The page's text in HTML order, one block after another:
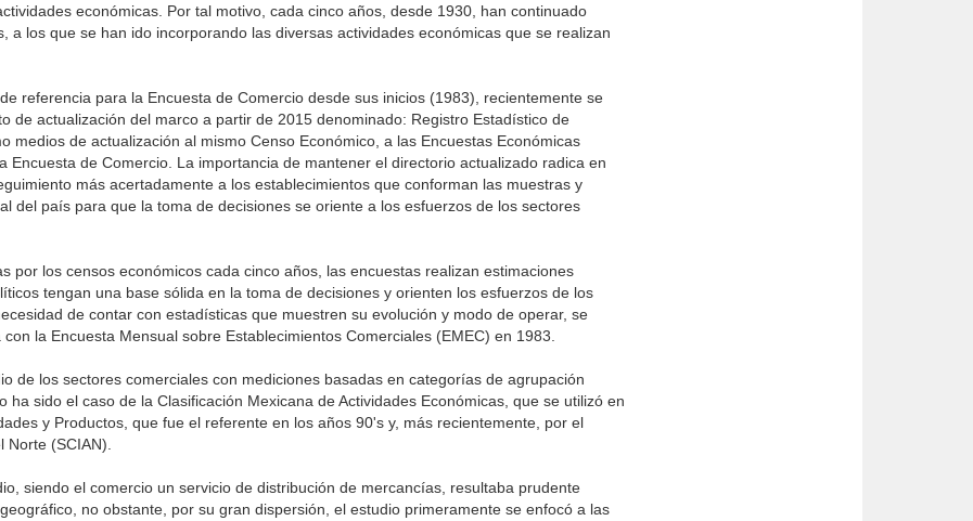
económicas. Por tal motivo, cada cinco años, desde 1930, han continuado
a los que se han ido incor­porando las diversas actividades económicas que se realizan
referencia para la Encuesta de Comercio desde sus inicios (1983), recientemente se
de actualización del marco a partir de 2015 denominado: Registro Estadístico de
medios de actualización al mismo Censo Económico, a las Encuestas Económicas
Encuesta de Comercio. La importancia de mantener el directorio actualizado radica en
más acertadamente a los establecimientos que conforman las muestras y
del país para que la toma de decisiones se oriente a los esfuerzos de los sectores
por los censos económicos cada cinco años, las encuestas realizan estimaciones
tengan una base sólida en la toma de decisiones y orienten los esfuerzos de los
de contar con estadísticas que muestren su evolución y modo de operar, se
la Encuesta Mensual sobre Establecimientos Comerciales (EMEC) en 1983.
de los sectores comerciales con mediciones basadas en categorías de agrupación
sido el caso de la Clasificación Mexicana de Actividades Económicas, que se utilizó en
y Productos, que fue el referente en los años 90's y, más recientemente, por el
(SCIAN).
siendo el comercio un servicio de distribución de mercancías, resultaba prudente
no obstante, por su gran dispersión, el estudio primeramente se enfocó a las